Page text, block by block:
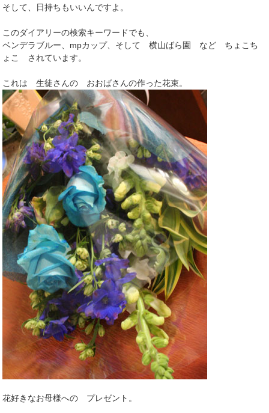
そして、日持ちもいいんですよ。
このダイアリーの検索キーワードでも、
ベンデラブルー、mpカップ、そして 横山ばら園 など ちょこち
ょこ されています。
これは 生徒さんの おおばさんの作った花束。
花好きなお母様への プレゼント。